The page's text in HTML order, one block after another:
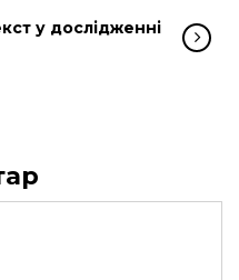
у дослідженні